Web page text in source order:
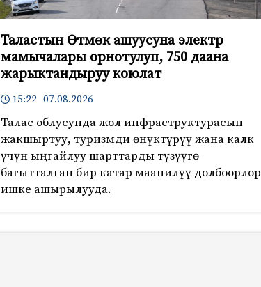
Таластын Өтмөк ашуусуна электр
мамычалары орнотулуп, 750 даана
жарыктандыруу коюлат
15:22 07.08.2026
Талас облусунда жол инфраструктурасын
жакшыртуу, туризмди өнүктүрүү жана калк
үчүн ыңгайлуу шарттарды түзүүгө
багытталган бир катар маанилүү долбоорлор
ишке ашырылууда.